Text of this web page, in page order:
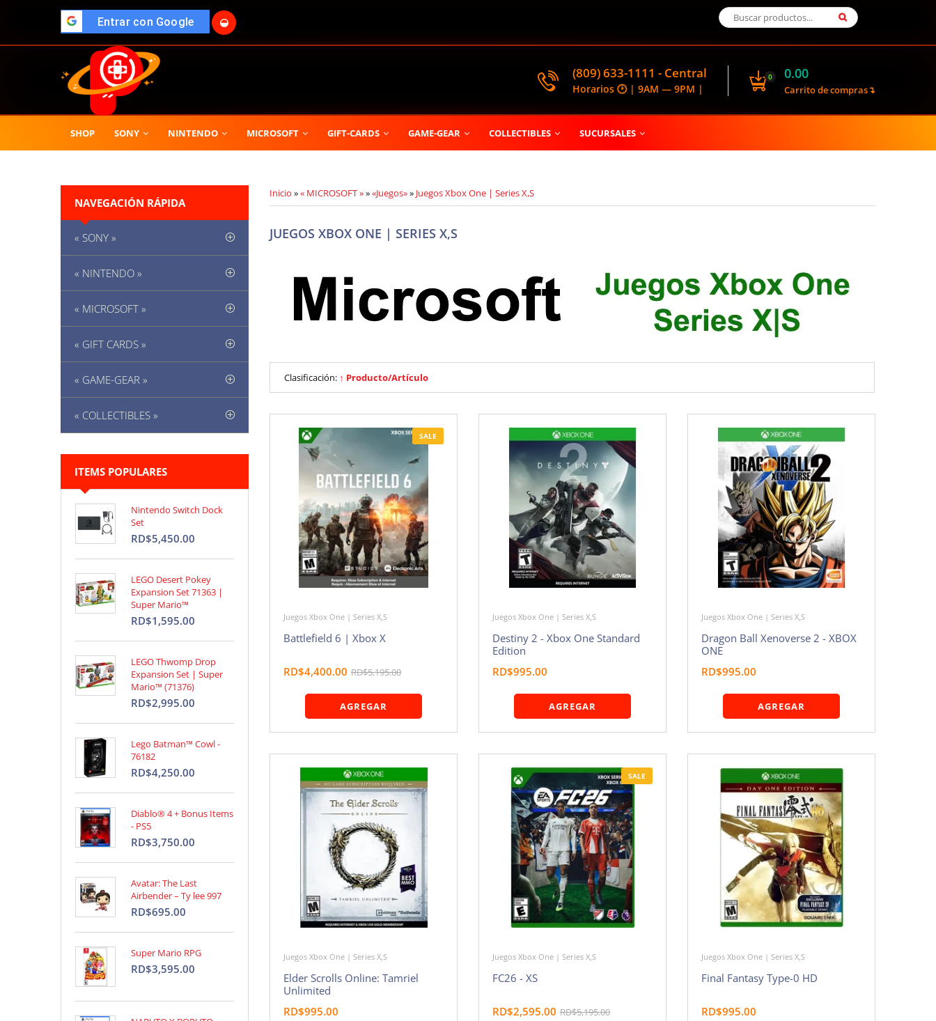
Entrar con Google 🌓
(809) 633-1111 - Central
Horarios 🕑 | 9AM — 9PM |
0 0.00
Carrito de compras↴
SHOP SONY NINTENDO MICROSOFT GIFT-CARDS GAME-GEAR COLLECTIBLES SUCURSALES
Inicio »« MICROSOFT »»«Juegos»» Juegos Xbox One | Series X,S
JUEGOS XBOX ONE | SERIES X,S
Clasificación: ↑ Producto/Artículo
SALE
Juegos Xbox One | Series X,S
Battlefield 6 | Xbox X
RD$4,400.00 RD$5,195.00
AGREGAR
Juegos Xbox One | Series X,S
Destiny 2 - Xbox One Standard
Edition
RD$995.00
AGREGAR
Juegos Xbox One | Series X,S
Dragon Ball Xenoverse 2 - XBOX
ONE
RD$995.00
AGREGAR
Juegos Xbox One | Series X,S
Elder Scrolls Online: Tamriel
Unlimited
RD$995.00
SALE
Juegos Xbox One | Series X,S
FC26 - XS
RD$2,595.00 RD$5,195.00
Juegos Xbox One | Series X,S
Final Fantasy Type-0 HD
RD$995.00
NAVEGACIÓN RÁPIDA
« SONY »
« NINTENDO »
« MICROSOFT »
« GIFT CARDS »
« GAME-GEAR »
« COLLECTIBLES »
ITEMS POPULARES
Nintendo Switch Dock
Set
RD$5,450.00
LEGO Desert Pokey
Expansion Set 71363 |
Super Mario™
RD$1,595.00
LEGO Thwomp Drop
Expansion Set | Super
Mario™ (71376)
RD$2,995.00
Lego Batman™ Cowl -
76182
RD$4,250.00
Diablo® 4 + Bonus Items
- PS5
RD$3,750.00
Avatar: The Last
Airbender – Ty lee 997
RD$695.00
Super Mario RPG
RD$3,595.00